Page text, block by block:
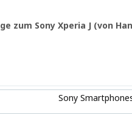
zum Sony Xperia J (von
Sony